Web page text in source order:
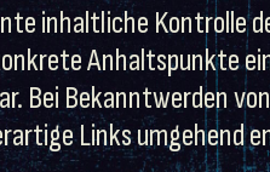
inhaltliche Kontrolle
Anhaltspunkte
Bei Bekanntwerden
Links umgehend